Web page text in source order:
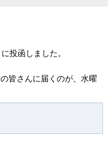
投函しました。
皆さんに届くのが、水曜